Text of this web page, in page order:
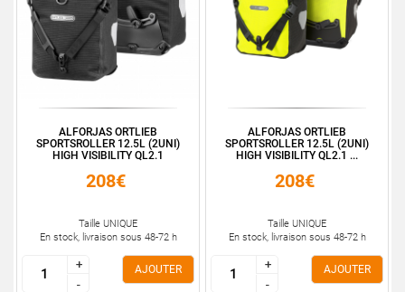
ALFORJAS ORTLIEB
SPORTSROLLER 12.5L (2UNI)
HIGH VISIBILITY QL2.1
208€
Taille UNIQUE
En stock, livraison sous 48-72 h
+
-
+
-
AJOUTER
ALFORJAS ORTLIEB
SPORTSROLLER 12.5L (2UNI)
HIGH VISIBILITY QL2.1 ...
208€
Taille UNIQUE
En stock, livraison sous 48-72 h
+
-
+
-
AJOUTER